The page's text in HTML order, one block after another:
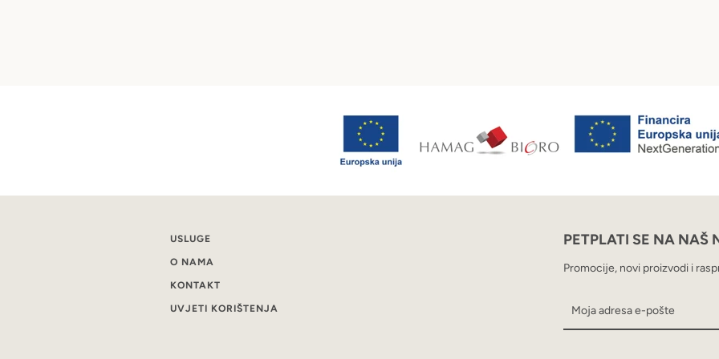
USLUGE
O NAMA
KONTAKT
UVJETI KORIŠTENJA
PETPLATI SE NA NAŠ
Promocije, novi proizvodi i